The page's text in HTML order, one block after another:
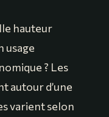
hauteur
usage
? Les
autour d’une
varient selon